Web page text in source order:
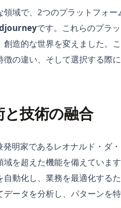
域で、2つのプラットフォ
です。これらのプラ
造的な世界を変えました。
の違い、そして選択する際
技術の融合
明家であるレオナルド・ダ
を超えた機能を備えていま
動化し、業務を最適化する
ータを分析し、パターンを